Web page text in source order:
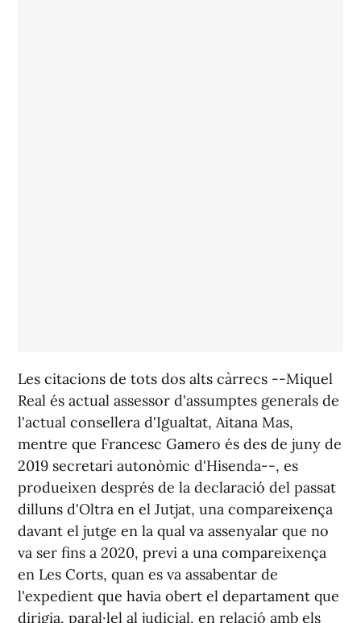
Les citacions de tots dos alts càrrecs --Miquel
Real és actual assessor d'assumptes generals de
l'actual consellera d'Igualtat, Aitana Mas,
mentre que Francesc Gamero és des de juny de
2019 secretari autonòmic d'Hisenda--, es
produeixen després de la declaració del passat
dilluns d'Oltra en el Jutjat, una compareixença
davant el jutge en la qual va assenyalar que no
va ser fins a 2020, previ a una compareixença
en Les Corts, quan es va assabentar de
l'expedient que havia obert el departament que
dirigia, paral·lel al judicial, en relació amb els